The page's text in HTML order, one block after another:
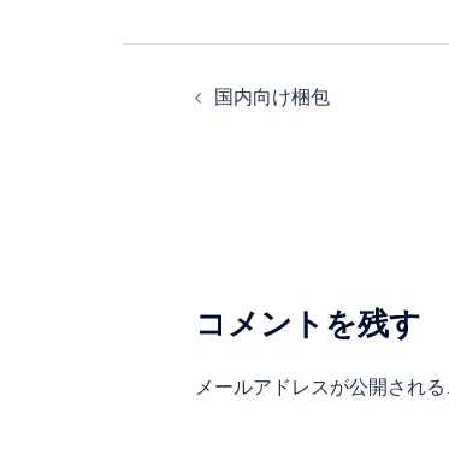
国内向け梱包
コメントを残す
メールアドレスが公開される